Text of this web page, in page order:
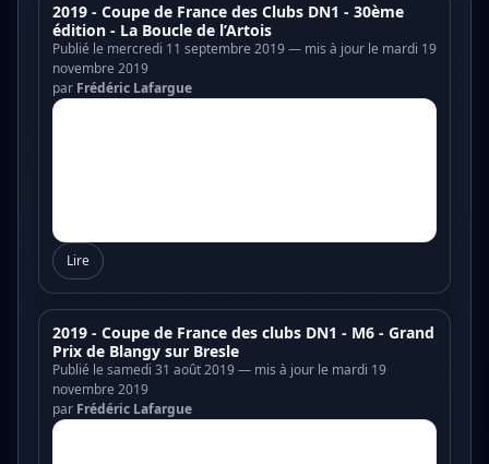
2019 - Coupe de France des Clubs DN1 - 30ème
édition - La Boucle de l’Artois
Publié le mercredi 11 septembre 2019 — mis à jour le mardi 19
novembre 2019
par Frédéric Lafargue
Lire
2019 - Coupe de France des clubs DN1 - M6 - Grand
Prix de Blangy sur Bresle
Publié le samedi 31 août 2019 — mis à jour le mardi 19
novembre 2019
par Frédéric Lafargue